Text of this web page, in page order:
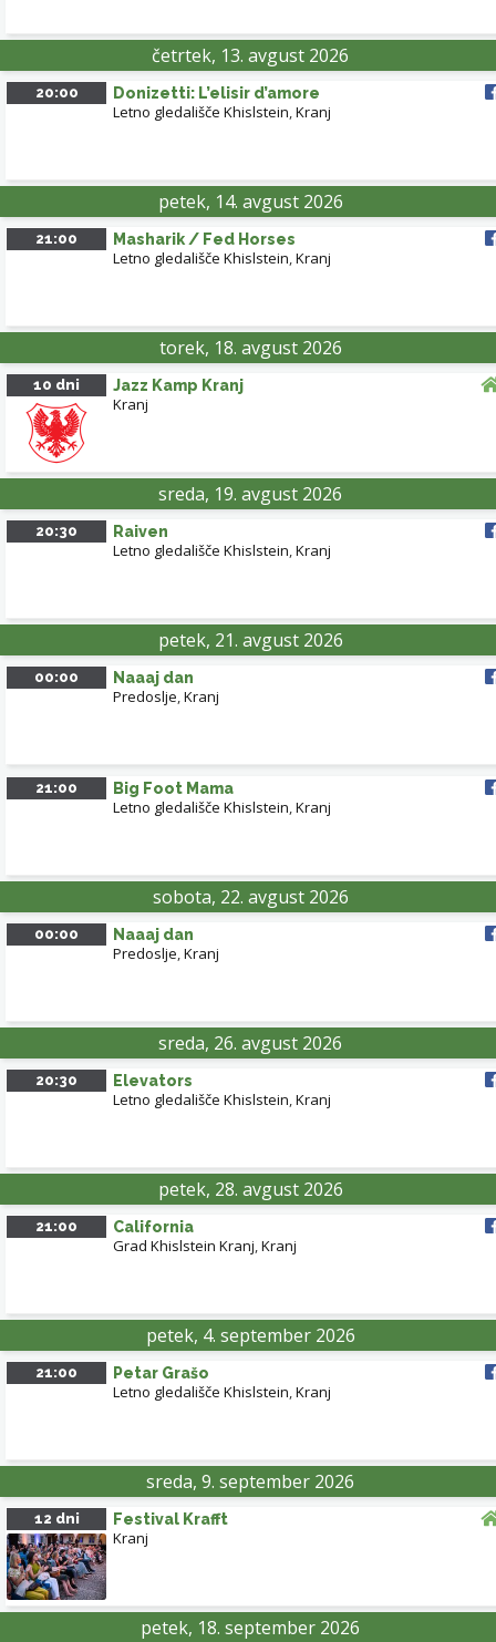
četrtek, 13. avgust 2026
20:00 Donizetti: L’elisir d’amore
Letno gledališče Khislstein,Kranj
petek, 14. avgust 2026
21:00 Masharik / Fed Horses
Letno gledališče Khislstein,Kranj
torek, 18. avgust 2026
10 dni Jazz Kamp Kranj
Kranj
sreda, 19. avgust 2026
20:30 Raiven
Letno gledališče Khislstein,Kranj
petek, 21. avgust 2026
00:00 Naaaj dan
Predoslje,Kranj
21:00 Big Foot Mama
Letno gledališče Khislstein,Kranj
sobota, 22. avgust 2026
00:00 Naaaj dan
Predoslje,Kranj
sreda, 26. avgust 2026
20:30 Elevators
Letno gledališče Khislstein,Kranj
petek, 28. avgust 2026
21:00 California
Grad Khislstein Kranj,Kranj
petek, 4. september 2026
21:00 Petar Grašo
Letno gledališče Khislstein,Kranj
sreda, 9. september 2026
12 dni Festival Krafft
Kranj
petek, 18. september 2026